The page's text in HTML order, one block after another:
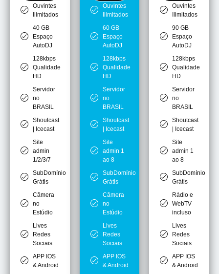
Ouvintes
Ilimitados
40 GB
Espaço
AutoDJ
128kbps
Qualidade
HD
Servidor
no
BRASIL
Shoutcast
| Icecast
Site
admin
1/2/3/7
SubDomínio
Grátis
Câmera
no
Estúdio
Lives
Redes
Sociais
APP IOS
& Android
Ouvintes
Ilimitados
60 GB
Espaço
AutoDJ
128kbps
Qualidade
HD
Servidor
no
BRASIL
Shoutcast
| Icecast
Site
admin 1
ao 8
SubDomínio
Grátis
Câmera
no
Estúdio
Lives
Redes
Sociais
APP IOS
& Android
Ouvintes
Ilimitados
90 GB
Espaço
AutoDJ
128kbps
Qualidade
HD
Servidor
no
BRASIL
Shoutcast
| Icecast
Site
admin 1
ao 8
SubDomínio
Grátis
Rádio e
WebTV
incluso
Lives
Redes
Sociais
APP IOS
& Android